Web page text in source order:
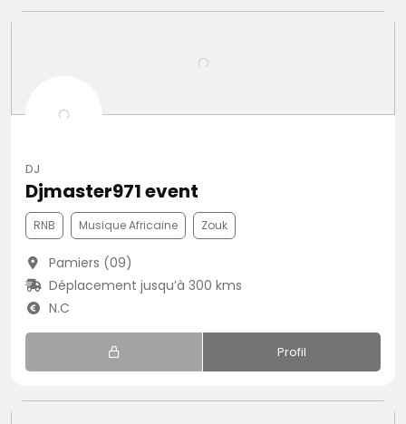
DJ
Djmaster971 event
RNB Musique Africaine Zouk
Pamiers (09)
Déplacement jusqu’à 300 kms
N.C
Profil